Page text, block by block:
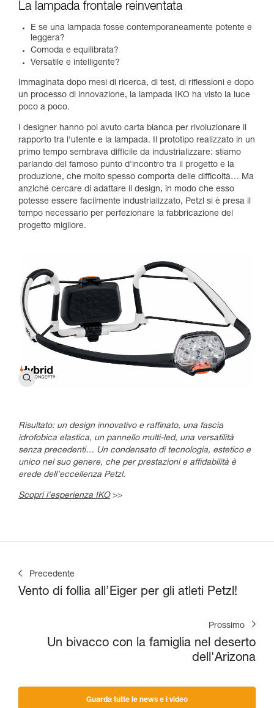
La lampada frontale reinventata
E se una lampada fosse contemporaneamente potente e
leggera?
Comoda e equilibrata?
Versatile e intelligente?
Immaginata dopo mesi di ricerca, di test, di riflessioni e dopo
un processo di innovazione, la lampada IKO ha visto la luce
poco a poco.
I designer hanno poi avuto carta bianca per rivoluzionare il
rapporto tra l'utente e la lampada. Il prototipo realizzato in un
primo tempo sembrava difficile da industrializzare: stiamo
parlando del famoso punto d'incontro tra il progetto e la
produzione, che molto spesso comporta delle difficoltà… Ma
anziché cercare di adattare il design, in modo che esso
potesse essere facilmente industrializzato, Petzl si è presa il
tempo necessario per perfezionare la fabbricazione del
progetto migliore.
Risultato: un design innovativo e raffinato, una fascia
idrofobica elastica, un pannello multi-led, una versatilità
senza precedenti… Un condensato di tecnologia, estetico e
unico nel suo genere, che per prestazioni e affidabilità è
erede dell'eccellenza Petzl.
Scopri l'esperienza IKO>>
Precedente
Vento di follia all’Eiger per gli atleti Petzl!
Prossimo
Un bivacco con la famiglia nel deserto
dell'Arizona
Guarda tutte le news e i video